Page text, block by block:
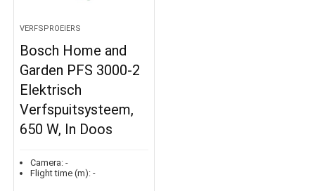
VERFSPROEIERS
Bosch Home and
Garden PFS 3000-2
Elektrisch
Verfspuitsysteem,
650 W, In Doos
Camera: -
Flight time (m): -